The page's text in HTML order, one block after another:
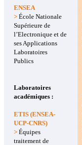
ENSEA
> École Nationale
Supérieure de
l’Electronique et de
ses Applications
Laboratoires
Publics
Laboratoires
académiques :
ETIS (ENSEA-
UCP-CNRS)
> Équipes
traitement de